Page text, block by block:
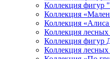
Коллекция
Коллекция
Коллекция «Алиса
Коллекция
Коллекция фигур
Коллекция